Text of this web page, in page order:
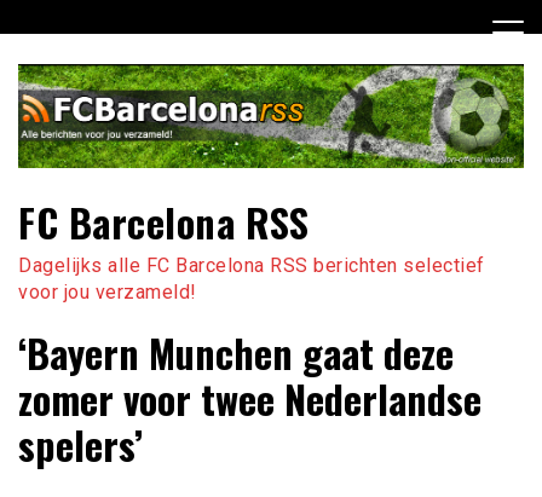
naar
inhoud
FC Barcelona RSS
Dagelijks alle FC Barcelona RSS berichten selectief
voor jou verzameld!
‘Bayern Munchen gaat deze
zomer voor twee Nederlandse
spelers’